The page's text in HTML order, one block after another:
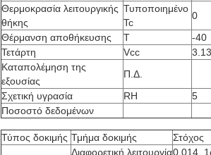
Θερμοκρασία λειτουργικής
θήκης
Τυποποιημένο
Tc
0
Θέρμανση αποθήκευσης
Τ -40
Τετάρτη
Vcc 3.13
Καταπολέμηση της
εξουσίας
Π.Δ.
Σχετική υγρασία
RH 5
Ποσοστό δεδομένων
Τύπος δοκιμής Τμήμα δοκιμής Στόχος
Διαφορετική λειτουργία0.014. 1